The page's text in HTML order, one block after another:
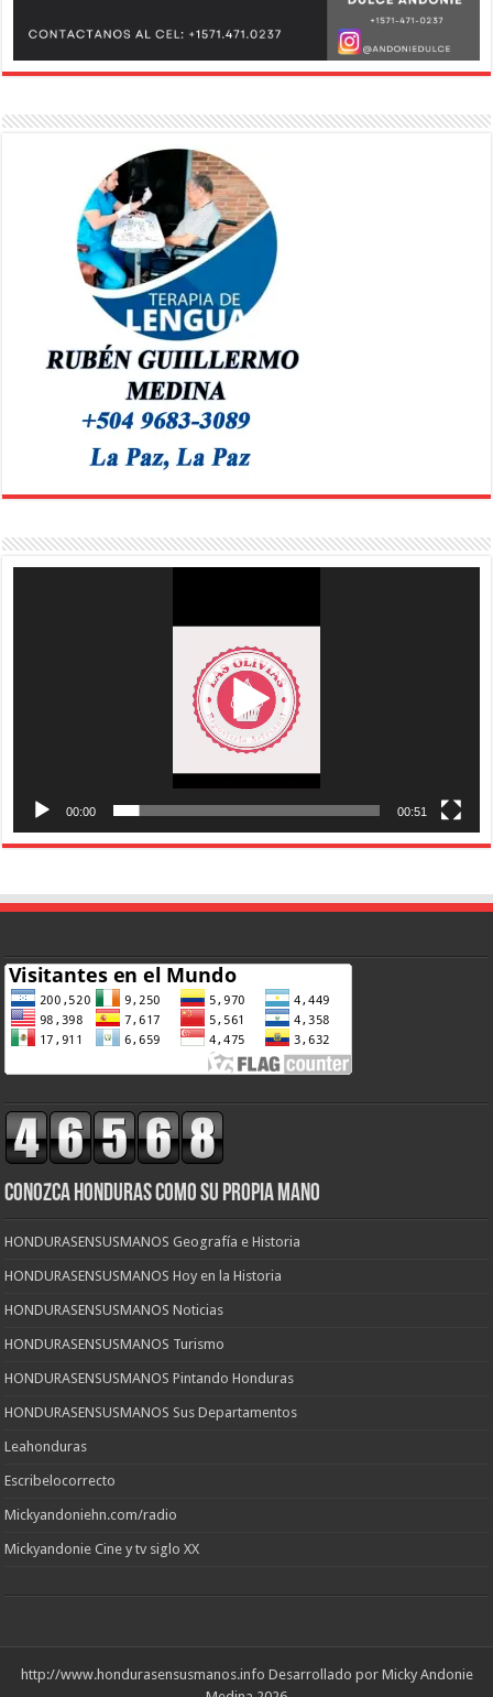
00:00 00:51
CONOZCA HONDURAS COMO SU PROPIA MANO
HONDURASENSUSMANOS Geografía e Historia
HONDURASENSUSMANOS Hoy en la Historia
HONDURASENSUSMANOS Noticias
HONDURASENSUSMANOS Turismo
HONDURASENSUSMANOS Pintando Honduras
HONDURASENSUSMANOS Sus Departamentos
Leahonduras
Escribelocorrecto
Mickyandoniehn.com/radio
Mickyandonie Cine y tv siglo XX
http://www.hondurasensusmanos.info Desarrollado por Micky Andonie